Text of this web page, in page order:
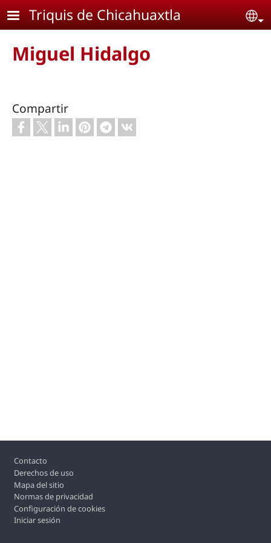
Pasar al contenido principal
Triquis de Chicahuaxtla
Miguel Hidalgo
Compartir
Footer
Contacto
Derechos de uso
Mapa del sitio
Normas de privacidad
Configuración de cookies
Iniciar sesión